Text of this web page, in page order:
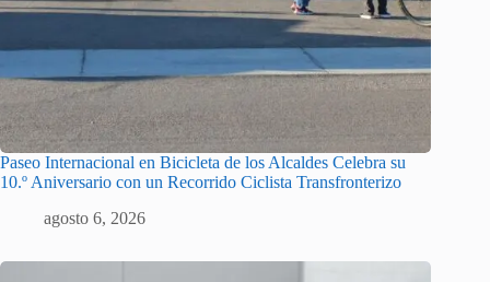
Paseo Internacional en Bicicleta de los Alcaldes Celebra su
10.º Aniversario con un Recorrido Ciclista Transfronterizo
agosto 6, 2026